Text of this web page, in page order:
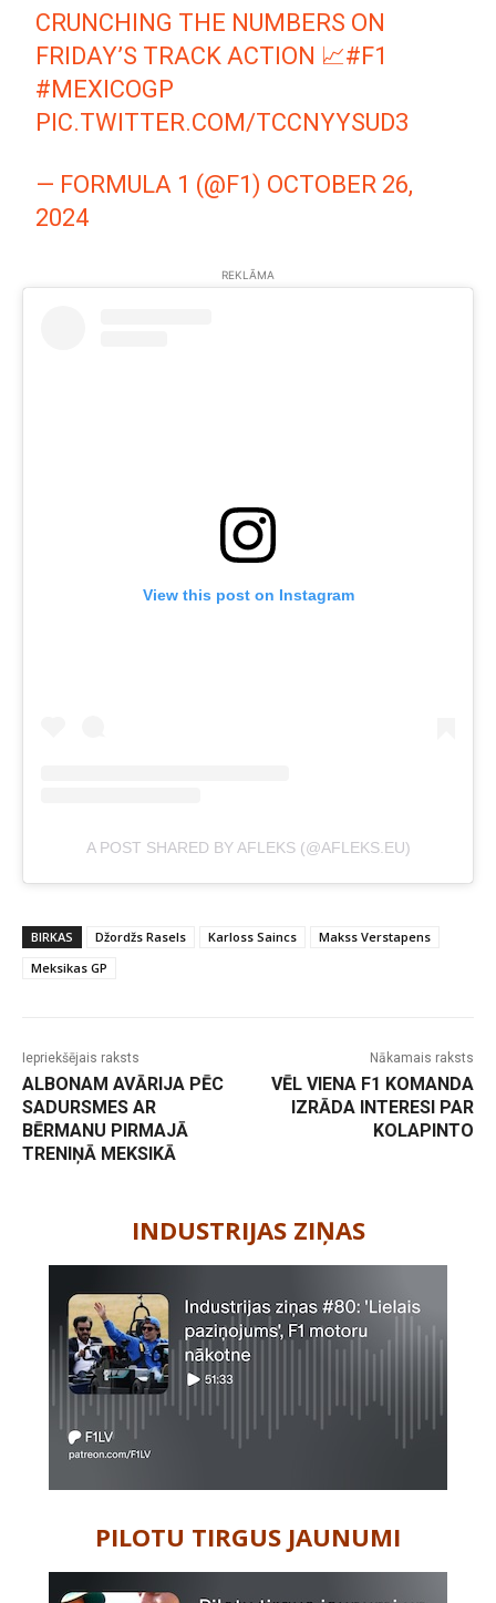
CRUNCHING THE NUMBERS ON
FRIDAY’S TRACK ACTION 📈#F1
#MEXICOGP
PIC.TWITTER.COM/TCCNYYSUD3
— FORMULA 1 (@F1) OCTOBER 26,
2024
REKLĀMA
View this post on Instagram
A POST SHARED BY AFLEKS (@AFLEKS.EU)
BIRKAS Džordžs Rasels Karloss Saincs
Makss Verstapens
Meksikas GP
Iepriekšējais raksts
ALBONAM AVĀRIJA PĒC
SADURSMES AR
BĒRMANU PIRMAJĀ
TRENIŅĀ MEKSIKĀ
Nākamais raksts
VĒL VIENA F1 KOMANDA
IZRĀDA INTERESI PAR
KOLAPINTO
INDUSTRIJAS ZIŅAS
PILOTU TIRGUS JAUNUMI